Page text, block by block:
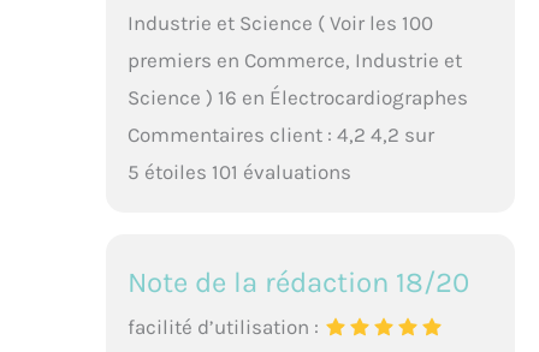
Industrie et Science ( Voir les 100
premiers en Commerce, Industrie et
Science ) 16 en Électrocardiographes
Commentaires client : 4,2 4,2 sur
5 étoiles 101 évaluations
Note de la rédaction 18/20
facilité d’utilisation :